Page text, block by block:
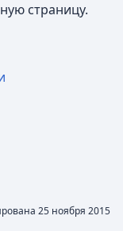
страницу.
25 ноября 2015